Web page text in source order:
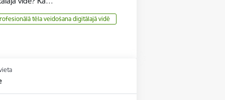
tēla veidošana digitālajā vidē